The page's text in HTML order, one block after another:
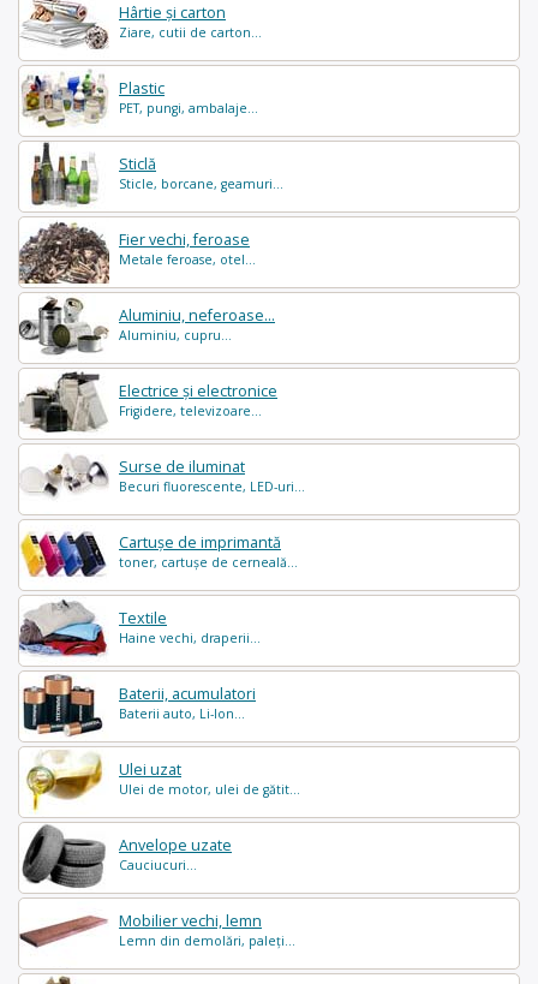
Hârtie și carton
Ziare, cutii de carton...
Plastic
PET, pungi, ambalaje...
Sticlă
Sticle, borcane, geamuri...
Fier vechi, feroase
Metale feroase, otel...
Aluminiu, neferoase...
Aluminiu, cupru...
Electrice și electronice
Frigidere, televizoare...
Surse de iluminat
Becuri fluorescente, LED-uri...
Cartușe de imprimantă
toner, cartușe de cerneală...
Textile
Haine vechi, draperii...
Baterii, acumulatori
Baterii auto, Li-Ion...
Ulei uzat
Ulei de motor, ulei de gătit...
Anvelope uzate
Cauciucuri...
Mobilier vechi, lemn
Lemn din demolări, paleți...